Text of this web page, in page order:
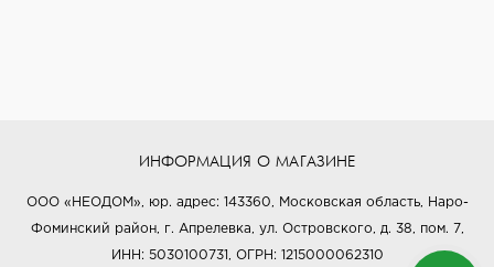
ИНФОРМАЦИЯ О МАГАЗИНЕ
ООО «НЕОДОМ», юр. адрес: 143360, Московская область, Наро-
Фоминский район, г. Апрелевка, ул. Островского, д. 38, пом. 7,
ИНН: 5030100731, ОГРН: 1215000062310